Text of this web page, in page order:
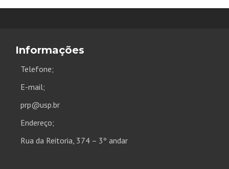
Informações
Telefone;
E-mail;
prp@usp.br
Endereço;
Rua da Reitoria, 374 – 3º andar